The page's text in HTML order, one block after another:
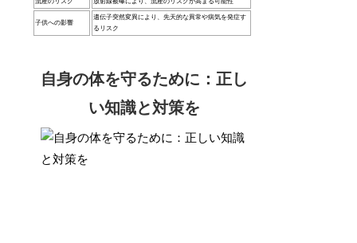
子供への影響
遺伝子突然変異により、先天的な異常や病気を発症す
るリスク
自身の体を守るために：正し
い知識と対策を